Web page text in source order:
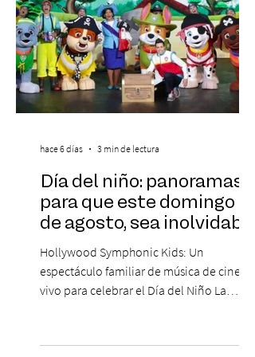
Día del niño: panoramas
para que este domingo 09
de agosto, sea inolvidable
Hollywood Symphonic Kids: Un
espectáculo familiar de música de cine en
vivo para celebrar el Día del Niño La
musical única e inolvidable con motivo del
hace 6 días 3 min de lectura